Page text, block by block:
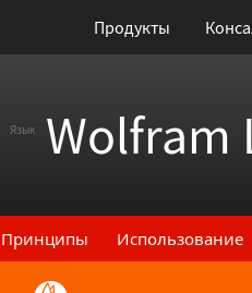
Продукты
Язык Wolfram
Принципы Использование